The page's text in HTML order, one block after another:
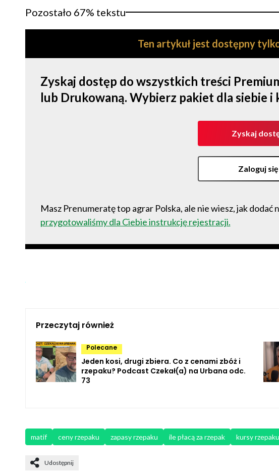
Pozostało 67% tekstu
Ten artykuł jest dostępny
Zyskaj dostęp do wszystkich treści
lub Drukowaną. Wybierz pakiet dla siebie i
Zyskaj
Zaloguj się
Masz Prenumeratę top agrar Polska, ale nie wiesz, jak dodać
przygotowaliśmy dla Ciebie instrukcję rejestracji.
Przeczytaj również
Polecane
Jeden kosi, drugi zbiera. Co z cenami zbóż i
rzepaku? Podcast Czekał(a) na Urbana odc.
73
matif ceny rzepaku zapasy rzepaku ile płacą za rzepak kursy
Udostępnij